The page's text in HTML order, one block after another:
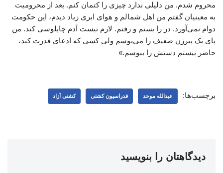
محروم شدم. من دلیلی ندارد چیزی را کتمان کنم. بعد از محرومیت
به معینیان گفتم من اهل شمالم و هوای ابری زیاد دیدم، این حکومت
دوام نمی‌آورد. در را بستم و رفتم. لازم نیست آدم چاپلوسی کند. من
پای یک پیرزن ضعیف را می‌بوسم ولی کسی که ادعای قدرت کند،
حاضر نیستم دستش را ببوسم.»
برچسب‌ها: عبدالله موحد فدراسیون کشتی کشتی آزاد
دیدگاهتان را بنویسید